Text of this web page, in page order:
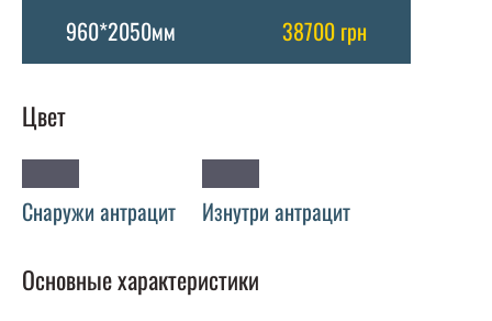
960*2050мм
38700 грн
Цвет
Снаружи антрацит Изнутри антрацит
Основные характеристики